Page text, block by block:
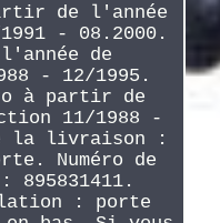
de l'année
- 08.2000.
de
- 12/1995.
à partir de
11/1988 -
la livraison :
Numéro de
: porte